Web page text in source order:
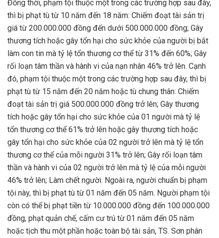
Đồng thời, phạm tội thuộc một trong các trường hợp sau đây,
thì bị phạt tù từ 10 năm đến 18 năm: Chiếm đoạt tài sản trị
giá từ 200.000.000 đồng đến dưới 500.000.000 đồng; Gây
thương tích hoặc gây tổn hại cho sức khỏe của người bị bắt
làm con tin mà tỷ lệ tổn thương cơ thể từ 31% đến 60%; Gây
rối loạn tâm thần và hành vi của nạn nhân 46% trở lên. Cạnh
đó, phạm tội thuộc một trong các trường hợp sau đây, thì bị
phạt tù từ 15 năm đến 20 năm hoặc tù chung thân: Chiếm
đoạt tài sản trị giá 500.000.000 đồng trở lên; Gây thương
tích hoặc gây tổn hại cho sức khỏe của 01 người mà tỷ lệ
tổn thương cơ thể 61% trở lên hoặc gây thương tích hoặc
gây tổn hại cho sức khỏe của 02 người trở lên mà tỷ lệ tổn
thương cơ thể của mỗi người 31% trở lên; Gây rối loạn tâm
thần và hành vi của 02 người trở lên mà tỷ lệ của mỗi người
46% trở lên; Làm chết người. Ngoài ra, người chuẩn bị phạm
tội này, thì bị phạt tù từ 01 năm đến 05 năm. Người phạm tội
còn có thể bị phạt tiền từ 10.000.000 đồng đến 100.000.000
đồng, phạt quản chế, cấm cư trú từ 01 năm đến 05 năm
hoặc tịch thu một phần hoặc toàn bộ tài sản, TS. Sơn phân